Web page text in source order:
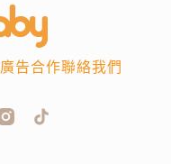
廣告合作聯絡我們